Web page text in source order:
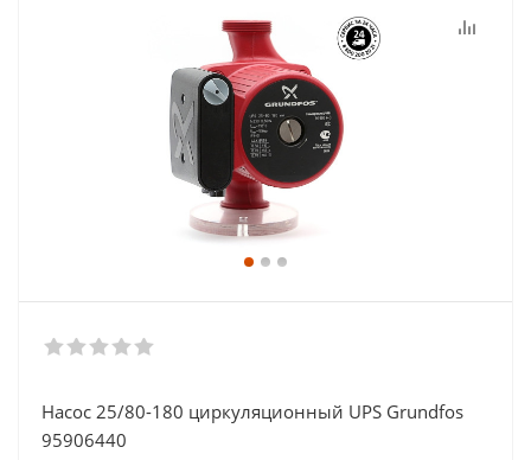
Насос 25/80-180 циркуляционный UPS Grundfos
95906440